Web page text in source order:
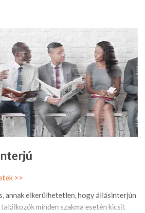
>>
annak elkerülhetetlen, hogy állásinterjún
minden szakma esetén kicsit